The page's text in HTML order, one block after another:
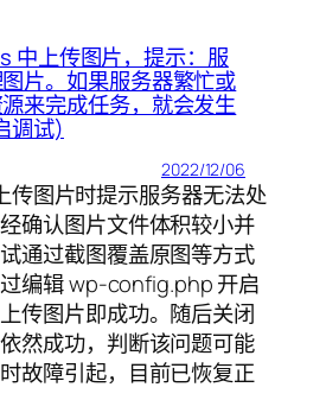
中上传图片，提示：服
片。如果服务器繁忙或
来完成任务，就会发生
调试)
2022/12/06
传图片时提示服务器无法处
确认图片文件体积较小并
通过截图覆盖原图等方式
编辑 wp-config.php 开启
传图片即成功。随后关闭
然成功，判断该问题可能
故障引起，目前已恢复正